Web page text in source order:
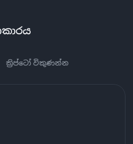
ක්‍රිප්ටෝ විකුණන්න